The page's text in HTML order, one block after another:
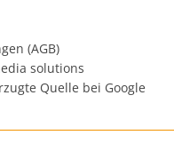
(AGB)
solutions
Quelle bei Google